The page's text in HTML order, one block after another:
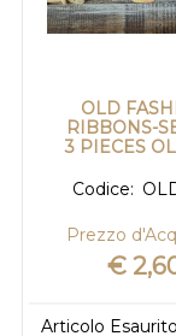
OLD
RIBBONS-
3 PIECES
Codice:
Prezzo
€
Articolo Esaurito